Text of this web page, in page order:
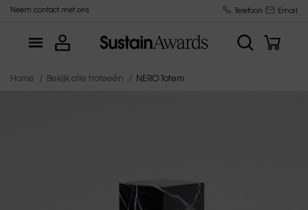
Neem contact met ons
Trofeeënfabrikant sinds 2015 Telefoon Email
Home Bekijk alle trofeeën NERO Totem